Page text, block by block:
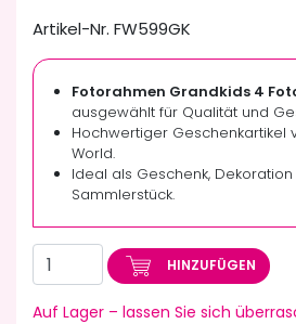
Artikel-Nr. FW599GK
Fotorahmen Grandkids 4
ausgewählt für Qualität und
Hochwertiger Geschenkartikel
World.
Ideal als Geschenk,
Sammlerstück.
HINZUFÜGEN
Auf Lager – lassen Sie sich